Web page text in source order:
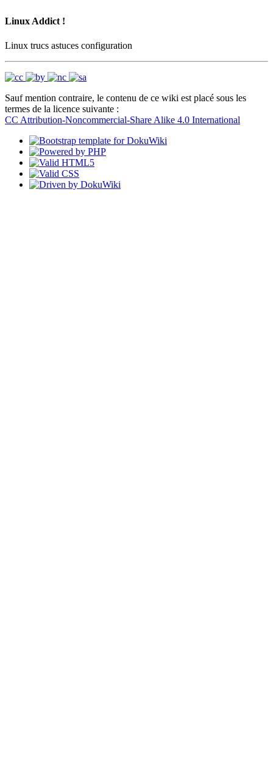
Linux Addict !
Linux trucs astuces configuration
Sauf mention contraire, le contenu de ce wiki est placé sous les
termes de la licence suivante :
CC Attribution-Noncommercial-Share Alike 4.0 International